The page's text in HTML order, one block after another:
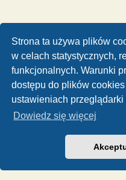
Strona ta używa plików
w celach statystycznych,
funkcjonalnych. Warunki
dostępu do plików
ustawieniach przeglądarki
Dowiedz się więcej